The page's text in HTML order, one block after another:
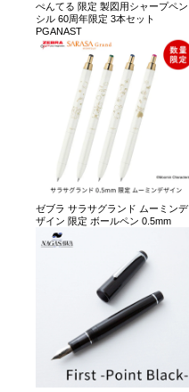
ぺんてる 限定 製図用シャープペン
シル 60周年限定 3本セット
PGANAST
ゼブラ サラサグランド ムーミンデ
ザイン 限定 ボールペン 0.5mm